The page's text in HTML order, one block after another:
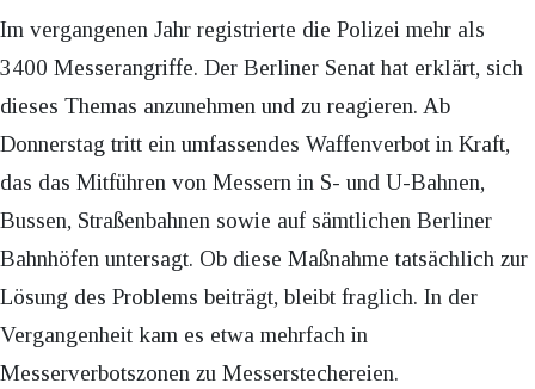
Im vergangenen Jahr registrierte die Polizei mehr als
3400 Messerangriffe. Der Berliner Senat hat erklärt, sich
dieses Themas anzunehmen und zu reagieren. Ab
Donnerstag tritt ein umfassendes Waffenverbot in Kraft,
das das Mitführen von Messern in S- und U-Bahnen,
Bussen, Straßenbahnen sowie auf sämtlichen Berliner
Bahnhöfen untersagt. Ob diese Maßnahme tatsächlich zur
Lösung des Problems beiträgt, bleibt fraglich. In der
Vergangenheit kam es etwa mehrfach in
Messerverbotszonen zu Messerstechereien.